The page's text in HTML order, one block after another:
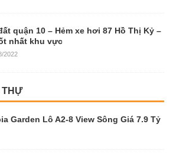
quận 10 – Hẻm xe hơi 87 Hồ Thị Kỷ –
nhất khu vực
2022
THỰ
Garden Lô A2-8 View Sông Giá 7.9 Tỷ